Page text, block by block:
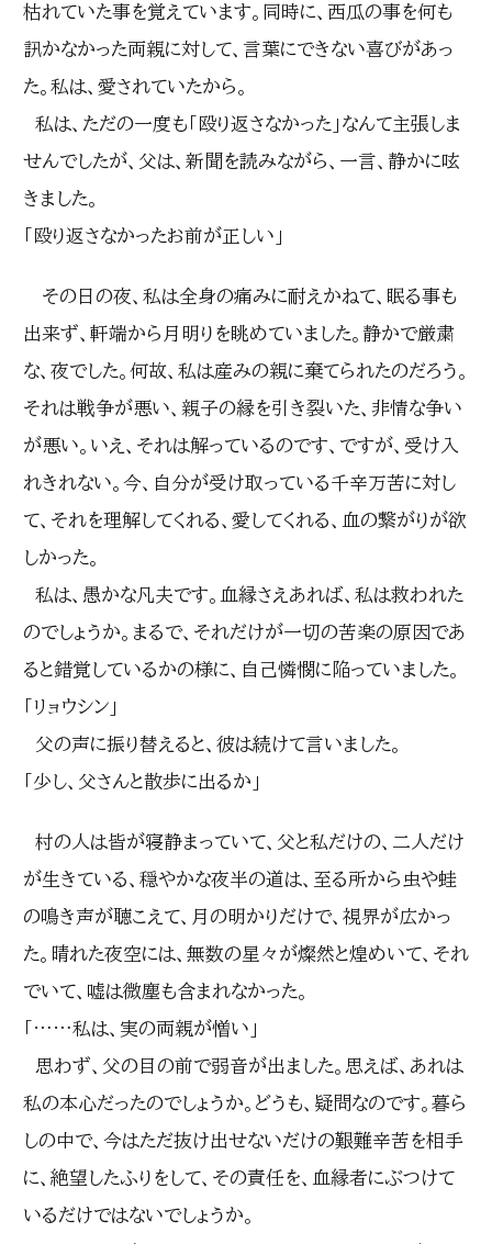
枯れていた事を覚えています。同時に、西瓜の事を何も
訊かなかった両親に対して、言葉にできない喜びがあっ
た。私は、愛されていたから。
私は、ただの一度も「殴り返さなかった」なんて主張しま
せんでしたが、父は、新聞を読みながら、一言、静かに呟
きました。
「殴り返さなかったお前が正しい」
その日の夜、私は全身の痛みに耐えかねて、眠る事も
出来ず、軒端から月明りを眺めていました。静かで厳粛
な、夜でした。何故、私は産みの親に棄てられたのだろう。
それは戦争が悪い、親子の縁を引き裂いた、非情な争い
が悪い。いえ、それは解っているのです、ですが、受け入
れきれない。今、自分が受け取っている千辛万苦に対し
て、それを理解してくれる、愛してくれる、血の繋がりが欲
しかった。
私は、愚かな凡夫です。血縁さえあれば、私は救われた
のでしょうか。まるで、それだけが一切の苦楽の原因であ
ると錯覚しているかの様に、自己憐憫に陥っていました。
「リョウシン」
父の声に振り替えると、彼は続けて言いました。
「少し、父さんと散歩に出るか」
村の人は皆が寝静まっていて、父と私だけの、二人だけ
が生きている、穏やかな夜半の道は、至る所から虫や蛙
の鳴き声が聴こえて、月の明かりだけで、視界が広かっ
た。晴れた夜空には、無数の星々が燦然と煌めいて、それ
でいて、嘘は微塵も含まれなかった。
「……私は、実の両親が憎い」
思わず、父の目の前で弱音が出ました。思えば、あれは
私の本心だったのでしょうか。どうも、疑問なのです。暮ら
しの中で、今はただ抜け出せないだけの艱難辛苦を相手
に、絶望したふりをして、その責任を、血縁者にぶつけて
いるだけではないでしょうか。